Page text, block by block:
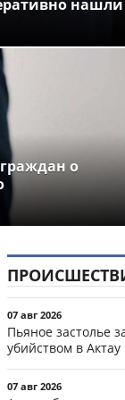
о
07 авг 2026
Пьяное застолье
убийством в Актау
07 авг 2026